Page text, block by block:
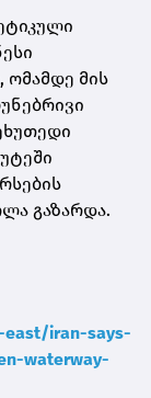
ომამდე მის
გაზარდა.
iran-says-
waterway-